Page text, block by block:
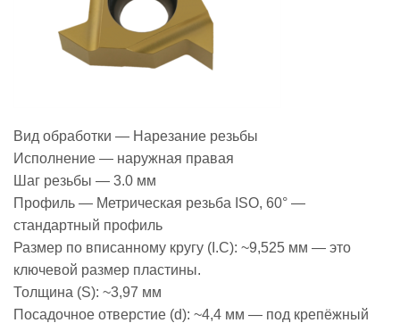
Вид обработки — Нарезание резьбы
Исполнение — наружная правая
Шаг резьбы — 3.0 мм
Профиль — Метрическая резьба ISO, 60° —
стандартный профиль
Размер по вписанному кругу (I.C): ~9,525 мм — это
ключевой размер пластины.
Толщина (S): ~3,97 мм
Посадочное отверстие (d): ~4,4 мм — под крепёжный